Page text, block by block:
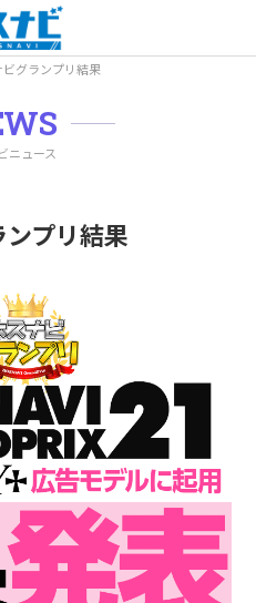
グランプリ結果
ニュース
プリ結果